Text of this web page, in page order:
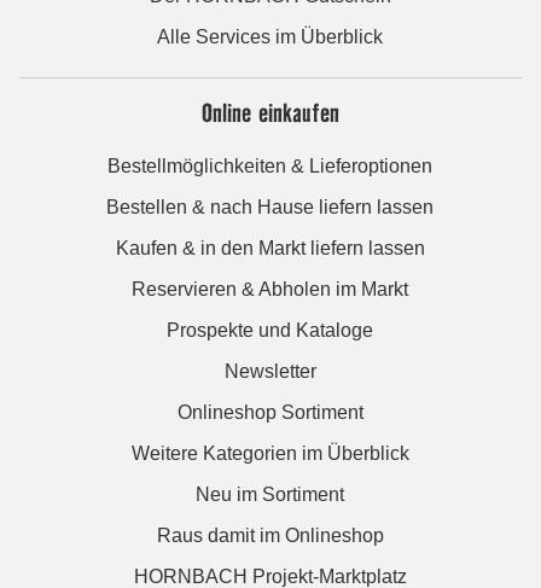
Alle Services im Überblick
Online einkaufen
Bestellmöglichkeiten & Lieferoptionen
Bestellen & nach Hause liefern lassen
Kaufen & in den Markt liefern lassen
Reservieren & Abholen im Markt
Prospekte und Kataloge
Newsletter
Onlineshop Sortiment
Weitere Kategorien im Überblick
Neu im Sortiment
Raus damit im Onlineshop
HORNBACH Projekt-Marktplatz